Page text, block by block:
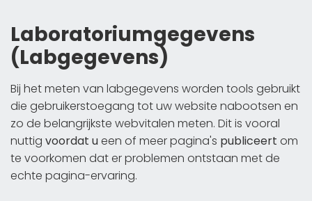
Laboratoriumgegevens
(Labgegevens)
Bij het meten van labgegevens worden tools gebruikt
die gebruikerstoegang tot uw website nabootsen en
zo de belangrijkste webvitalen meten. Dit is vooral
nuttig voordat ueen of meer pagina's publiceert om
te voorkomen dat er problemen ontstaan met de
echte pagina-ervaring.